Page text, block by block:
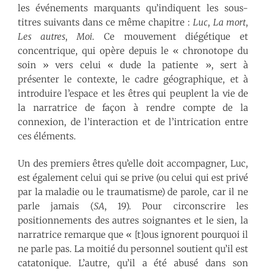
les événements marquants qu’indiquent les sous-
titres suivants dans ce même chapitre : Luc, La mort,
Les autres, Moi. Ce mouvement diégétique et
concentrique, qui opère depuis le « chronotope du
soin » vers celui « du·de la patient·e », sert à
présenter le contexte, le cadre géographique, et à
introduire l’espace et les êtres qui peuplent la vie de
la narratrice de façon à rendre compte de la
connexion, de l’interaction et de l’intrication entre
ces éléments.
Un des premiers êtres qu’elle doit accompagner, Luc,
est également celui qui se prive (ou celui qui est privé
par la maladie ou le traumatisme) de parole, car il ne
parle jamais (SA, 19). Pour circonscrire les
positionnements des autres soignant·e·s et le sien, la
narratrice remarque que « [t]ous ignorent pourquoi il
ne parle pas. La moitié du personnel soutient qu’il est
catatonique. L’autre, qu’il a été abusé dans son